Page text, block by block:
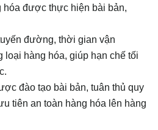
hóa được thực hiện bài bản,
đường, thời gian vận
loại hàng hóa, giúp hạn chế tối
đào tạo bài bản, tuân thủ quy
tiên an toàn hàng hóa lên hàng